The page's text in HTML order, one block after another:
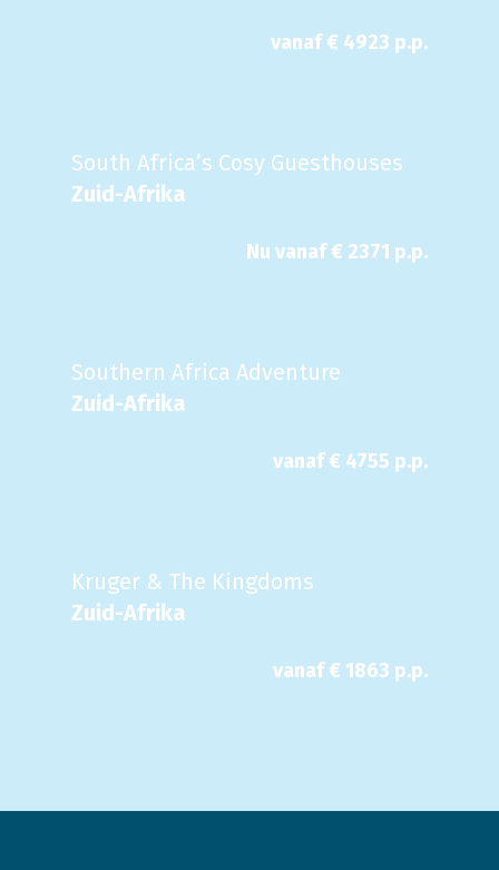
vanaf € 4923 p.p.
South Africa’s Cosy Guesthouses
Zuid-Afrika
Nu vanaf € 2371 p.p.
Southern Africa Adventure
Zuid-Afrika
vanaf € 4755 p.p.
Kruger & The Kingdoms
Zuid-Afrika
vanaf € 1863 p.p.